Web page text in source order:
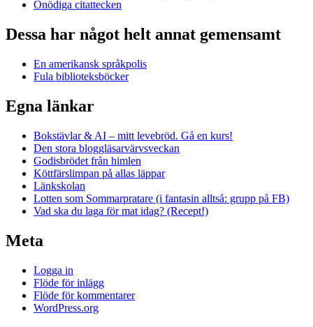
Onödiga citattecken
Dessa har något helt annat gemensamt
En amerikansk språkpolis
Fula biblioteksböcker
Egna länkar
Bokstävlar & AI – mitt levebröd. Gå en kurs!
Den stora bloggläsarvärvsveckan
Godisbrödet från himlen
Köttfärslimpan på allas läppar
Länkskolan
Lotten som Sommarpratare (i fantasin alltså: grupp på FB)
Vad ska du laga för mat idag? (Recept!)
Meta
Logga in
Flöde för inlägg
Flöde för kommentarer
WordPress.org